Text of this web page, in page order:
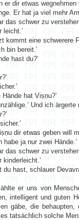
er dir etwas
Er hat ja viel mehr
das schwer zu
leicht.’
kommt eine schwerere
bin bereit.’
hast du?’
Hände hat Viṣṇu?’
Und ich
dir etwas geben will
habe ja nur zwei Hände.’
das schwer zu
kinderleicht.’
du hast, schlauer
er uns von
intelligent und guten
gäbe, die
tatsächlich solche